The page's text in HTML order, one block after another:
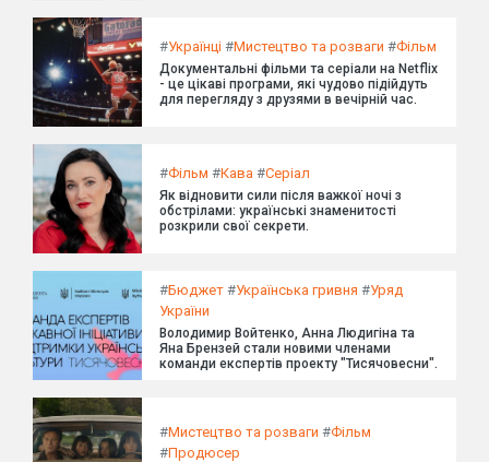
#Українці #Мистецтво та розваги #Фільм
Документальні фільми та серіали на Netflix
- це цікаві програми, які чудово підійдуть
для перегляду з друзями в вечірній час.
#Фільм #Кава #Серіал
Як відновити сили після важкої ночі з
обстрілами: українські знаменитості
розкрили свої секрети.
#Бюджет #Українська гривня #Уряд
України
Володимир Войтенко, Анна Людигіна та
Яна Брензей стали новими членами
команди експертів проекту "Тисячовесни".
#Мистецтво та розваги #Фільм
#Продюсер